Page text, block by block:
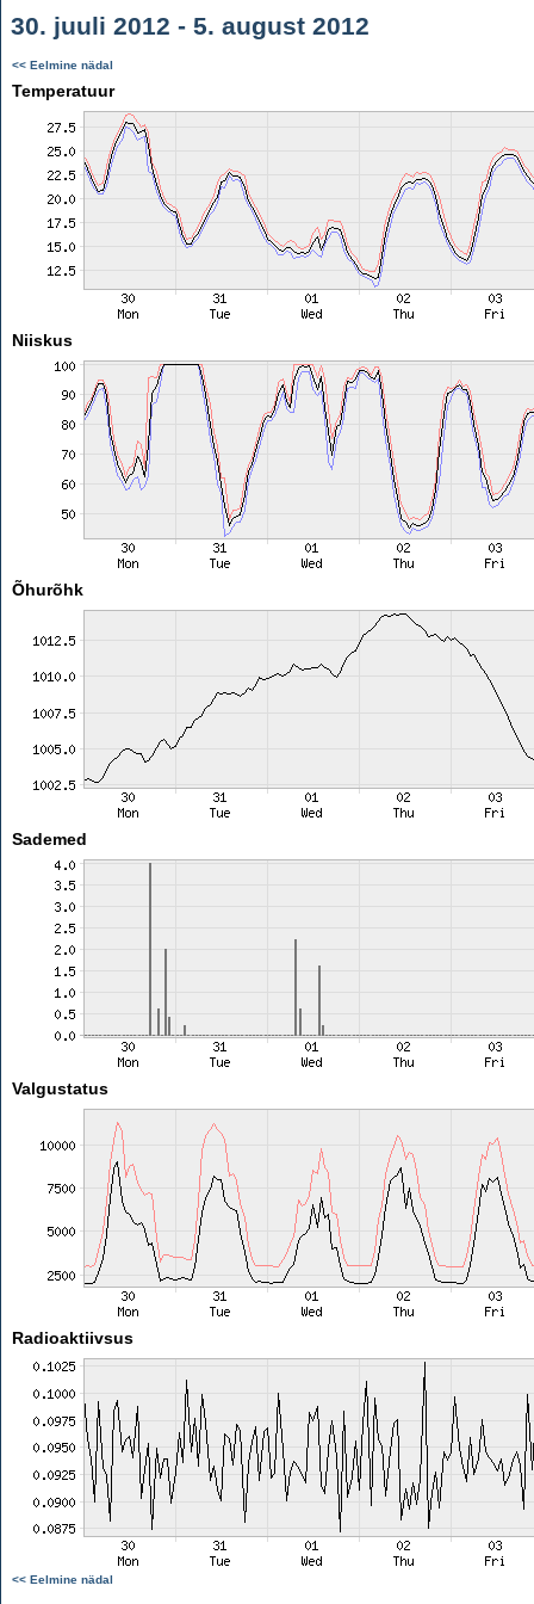
30. juuli 2012 - 5. august 2012
<< Eelmine nädal
Temperatuur
Niiskus
Õhurõhk
Sademed
Valgustatus
Radioaktiivsus
<< Eelmine nädal